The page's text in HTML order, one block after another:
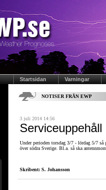
Startsidan Varningar
NOTISER FRÅN EWP
3 juli 2014 14:56
Under perioden torsdag 3/7 - lördag 5/7 så
över södra Sverige. Bl.a. så ska
Skribent: S. Johansson